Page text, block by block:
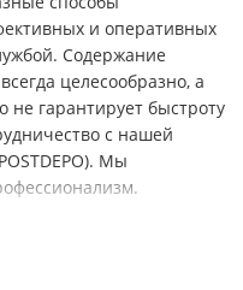
и оперативных
Содержание
целесообразно, а
не гарантирует быстроту
с нашей
Мы